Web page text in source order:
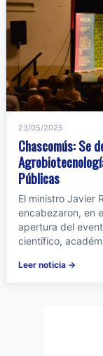
23/05/2025
Chascomús: Se
Públicas
El ministro Javier
encabezaron, en
apertura del
científico,
Leer noticia →